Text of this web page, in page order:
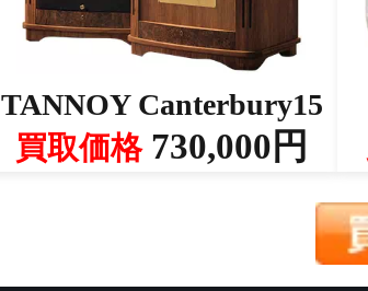
TANNOY Canterbury15
買取価格730,000円